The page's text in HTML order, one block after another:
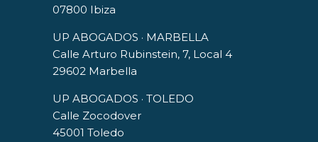
07800 Ibiza
UP ABOGADOS · MARBELLA
Calle Arturo Rubinstein, 7, Local 4
29602 Marbella
UP ABOGADOS · TOLEDO
Calle Zocodover
45001 Toledo